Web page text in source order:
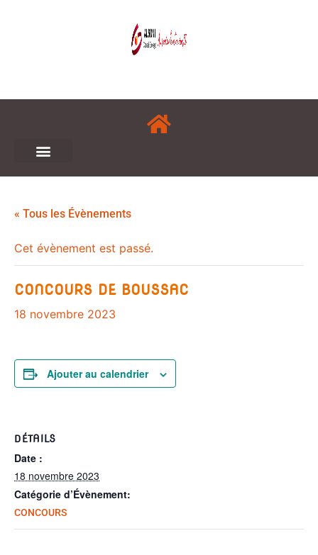
« Tous les Évènements
Cet évènement est passé.
CONCOURS DE BOUSSAC
18 novembre 2023
Ajouter au calendrier
DÉTAILS
Date :
18 novembre 2023
Catégorie d’Évènement:
CONCOURS